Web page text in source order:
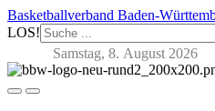
Basketballverband Baden-
LOS!
Samstag, 8. August 2026